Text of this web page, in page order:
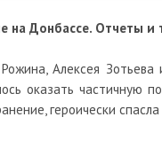
Донбассе. Отчеты и
Алексея
оказать частичную
героически спасла